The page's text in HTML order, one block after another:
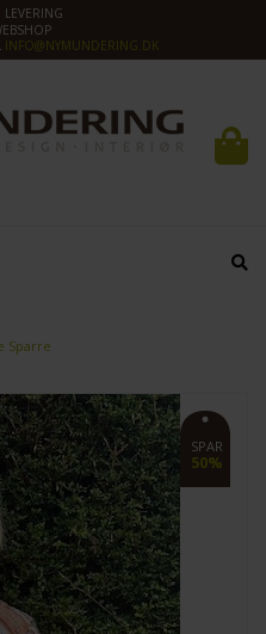
LEVERING
INFO@NYMUNDERING.DK
Sparre
SPAR
50%